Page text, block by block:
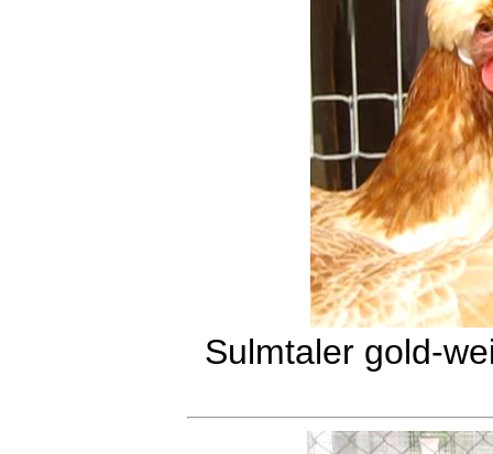
Sulmtaler gold-